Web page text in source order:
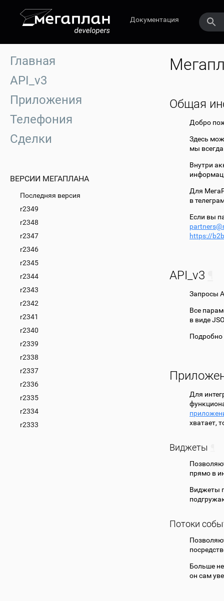
Документация
Главная
API_v3
Приложения
Телефония
Сделки
ВЕРСИИ МЕГАПЛАНА
Последняя версия
r2349
r2348
r2347
r2346
r2345
r2344
r2343
r2342
r2341
r2340
r2339
r2338
r2337
r2336
r2335
r2334
r2333
Общая
Добро
Здесь
мы
Внутри
Для
в
Если вы
partners@
https://
API_v3
Запросы
Все
в виде
Подробно
Для
хватает,
Виджеты
прямо в
Виджеты
Потоки
Больше
он сам